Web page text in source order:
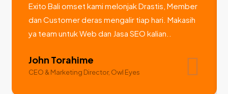
Exito Bali omset kami melonjak Drastis, Member
dan Customer deras mengalir tiap hari. Makasih
ya team untuk Web dan Jasa SEO kalian..
John Torahime
CEO & Marketing Director, Owl Eyes